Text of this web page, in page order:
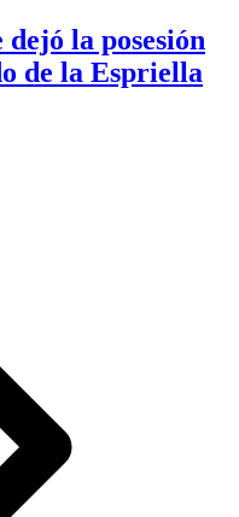
la posesión
de la Espriella